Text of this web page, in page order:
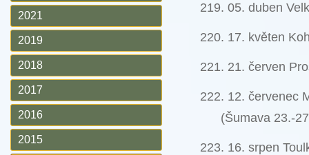
2021
2019
2018
2017
2016
2015
219. 05. duben
220. 17. květen
221. 21. červen
222. 12. červenec
(Šumava 23.-
223. 16. srpen